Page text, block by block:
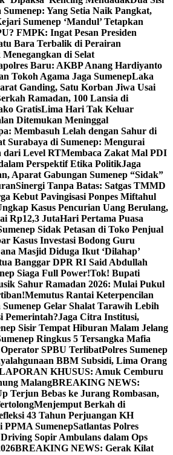
Yang Setia Naik Pangkat,
Sumenep ‘Mandul’ Tetapkan
FMPK: Ingat Pesan Presiden
Bara Terbalik di Perairan
di Selat
Baru: AKBP Anang Hardiyanto
Tokoh Agama Jaga SumenepLaka
Ganding, Satu Korban Jiwa Usai
Ramadan, 100 Lansia di
GratisLima Hari Tak Keluar
Ditemukan Meninggal
Membasuh Lelah dengan Sahur di
Surabaya di Sumenep: Mengurai
dari Level RTMembaca Zakat Mal PDI
Perspektif Etika PolitikJaga
Aparat Gabungan Sumenep “Sidak”
Sinergi Tanpa Batas: Satgas TMMD
Kebut Pavingisasi Ponpes Miftahul
Kasus Pencurian Uang Berulang,
Rp12,3 JutaHari Pertama Puasa
Sidak Petasan di Toko Penjual
Kasus Investasi Bodong Guru
Masjid Diduga Ikut ‘Dilahap’
Banggar DPR RI Said Abdullah
Siaga Full Power!Tok! Bupati
Sahur Ramadan 2026: Mulai Pukul
Memutus Rantai Keterpencilan
Gelar Shalat Tarawih Lebih
Pemerintah?Jaga Citra Institusi,
Sisir Tempat Hiburan Malam Jelang
Ringkus 5 Tersangka Mafia
SPBU TerlibatPolres Sumenep
BBM Subsidi, Lima Orang
KHUSUS: Amuk Cemburu
MalangBREAKING NEWS:
Terjun Bebas ke Jurang Rombasan,
Menjemput Berkah di
43 Tahun Perjuangan KH
PPMA SumenepSatlantas Polres
Sopir Ambulans dalam Ops
BREAKING NEWS: Gerak Kilat